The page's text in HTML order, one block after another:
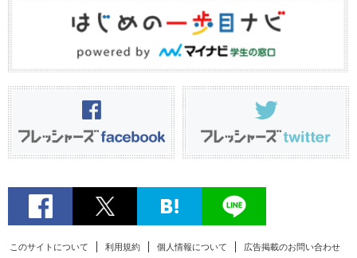
このサイトについて 利用規約 個人情報について 広告掲載のお問い合わせ